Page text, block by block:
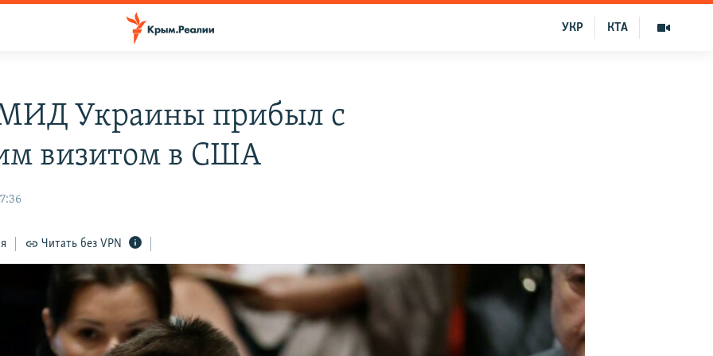
КТА
УКР
МИД Украины прибыл с
визитом в США
Читать без VPN